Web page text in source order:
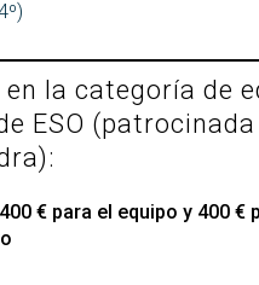
en la categoría de
ESO
€ para el equipo y 400 €